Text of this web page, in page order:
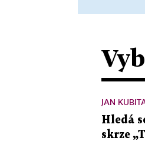
JAN
Hledá
skrze